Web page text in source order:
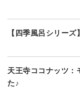
【四季風呂シリーズ
天王寺ココナッツ：
た♪